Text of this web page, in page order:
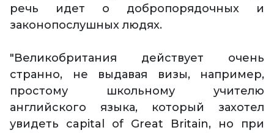
речь идет о добропорядочных и
законопослушных людях.
"Великобритания действует очень
странно, не выдавая визы, например,
простому школьному учителю
английского языка, который захотел
увидеть capital of Great Britain, но при